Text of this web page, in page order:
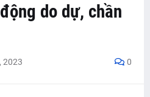
do dự, chần
2023 0